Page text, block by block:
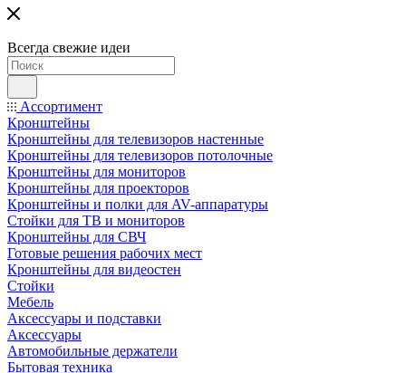
Всегда свежие идеи
Ассортимент
Кронштейны
Кронштейны для телевизоров настенные
Кронштейны для телевизоров потолочные
Кронштейны для мониторов
Кронштейны для проекторов
Кронштейны и полки для AV-аппаратуры
Стойки для ТВ и мониторов
Кронштейны для СВЧ
Готовые решения рабочих мест
Кронштейны для видеостен
Стойки
Мебель
Аксессуары и подставки
Аксессуары
Автомобильные держатели
Бытовая техника